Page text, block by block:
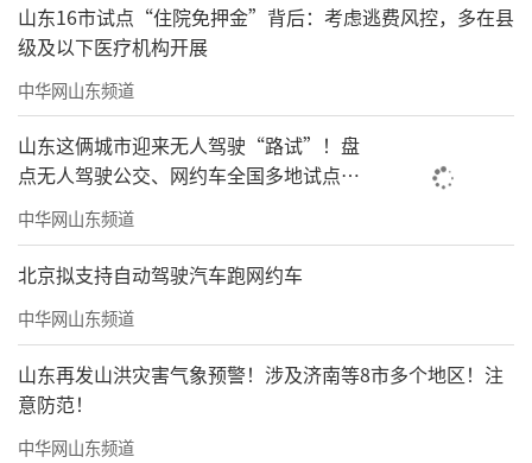
山东16市试点“住院免押金”背后：考虑逃费风控，多在县
级及以下医疗机构开展
中华网山东频道
山东这俩城市迎来无人驾驶“路试”！盘
点无人驾驶公交、网约车全国多地试点之
路
中华网山东频道
北京拟支持自动驾驶汽车跑网约车
中华网山东频道
山东再发山洪灾害气象预警！涉及济南等8市多个地区！注
意防范！
中华网山东频道